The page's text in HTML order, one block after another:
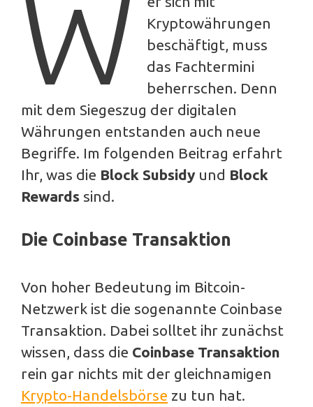
W
Kryptowährungen
beschäftigt, muss
das Fachtermini
beherrschen. Denn
mit dem Siegeszug der digitalen
Währungen entstanden auch neue
Begriffe. Im folgenden Beitrag erfahrt
Ihr, was die Block Subsidyund Block
Rewards sind.
Die Coinbase Transaktion
Von hoher Bedeutung im Bitcoin-
Netzwerk ist die sogenannte Coinbase
Transaktion. Dabei solltet ihr zunächst
wissen, dass die Coinbase Transaktion
rein gar nichts mit der gleichnamigen
Krypto-Handelsbörse zu tun hat.